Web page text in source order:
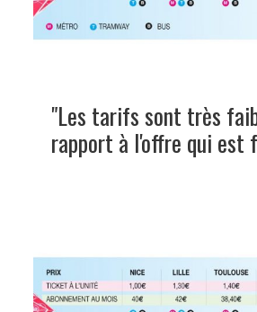
"Les tarifs sont très
rapport à l'offre qui est